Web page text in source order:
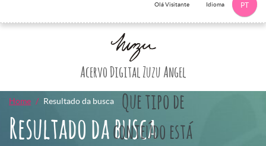
Olá Visitante Idioma PT
Acervo Digital Zuzu Angel
Que tipo de
conteúdo está
Home Resultado da busca
Resultado da busca